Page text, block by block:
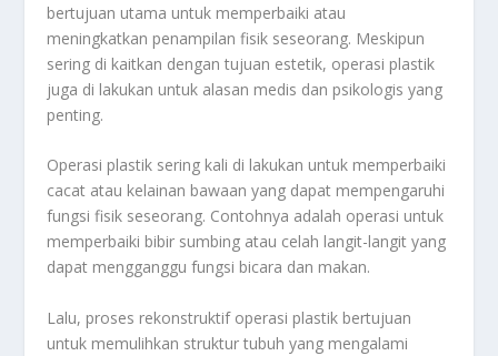
bertujuan utama untuk memperbaiki atau
meningkatkan penampilan fisik seseorang. Meskipun
sering di kaitkan dengan tujuan estetik, operasi plastik
juga di lakukan untuk alasan medis dan psikologis yang
penting.
Operasi plastik sering kali di lakukan untuk memperbaiki
cacat atau kelainan bawaan yang dapat mempengaruhi
fungsi fisik seseorang. Contohnya adalah operasi untuk
memperbaiki bibir sumbing atau celah langit-langit yang
dapat mengganggu fungsi bicara dan makan.
Lalu, proses rekonstruktif operasi plastik bertujuan
untuk memulihkan struktur tubuh yang mengalami